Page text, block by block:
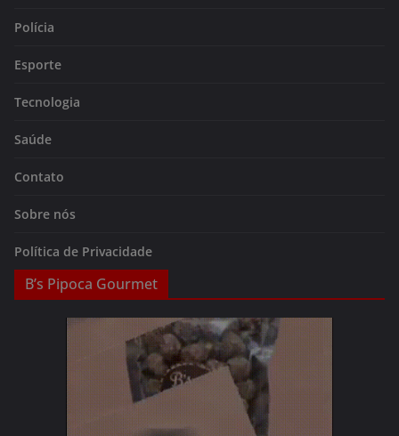
Polícia
Esporte
Tecnologia
Saúde
Contato
Sobre nós
Política de Privacidade
B’s Pipoca Gourmet